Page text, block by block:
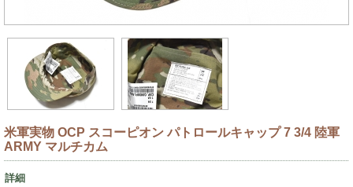
米軍実物 OCP スコーピオン パトロールキャップ 7 3/4 陸軍
ARMY マルチカム
詳細